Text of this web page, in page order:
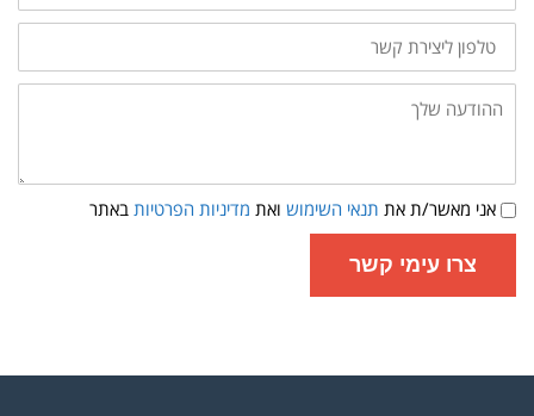
טלפון
ליצירת
קשר
ההודעה
שלך:
תנאי
שימוש
ומדיניות
פרטיות
אני מאשר/ת את תנאי השימוש ואת מדיניות הפרטיות באתר
צרו עימי קשר